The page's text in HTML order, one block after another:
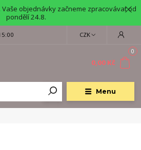
Vaše objednávky začneme zpracovávat od
pondělí 24.8.
Menu
CZK
0
0,00 Kč